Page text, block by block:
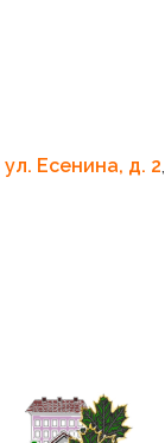
ул. Есенина, д. 2,